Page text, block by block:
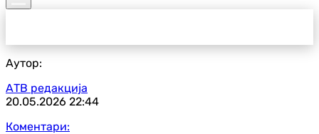
Аутор:
АТВ редакција
20.05.2026 22:44
Коментари: